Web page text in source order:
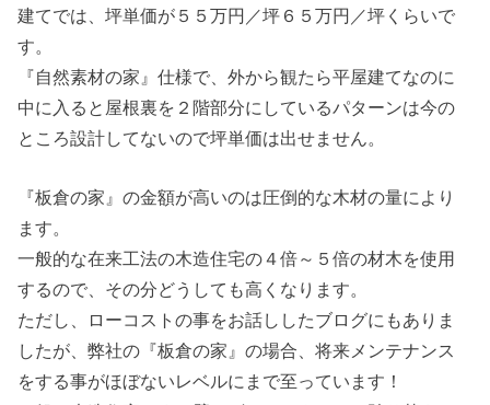
建てでは、坪単価が５５万円／坪６５万円／坪くらいで
す。
『自然素材の家』仕様で、外から観たら平屋建てなのに
中に入ると屋根裏を２階部分にしているパターンは今の
ところ設計してないので坪単価は出せません。
『板倉の家』の金額が高いのは圧倒的な木材の量により
ます。
一般的な在来工法の木造住宅の４倍～５倍の材木を使用
するので、その分どうしても高くなります。
ただし、ローコストの事をお話ししたブログにもありま
したが、弊社の『板倉の家』の場合、将来メンテナンス
をする事がほぼないレベルにまで至っています！